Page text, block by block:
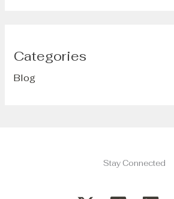
Categories
Blog
Stay Connected